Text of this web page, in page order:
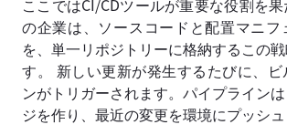
の企業は、ソースコードと配置マニ
を、単一リポジトリーに格納するこの
す。 新しい更新が発生するたびに、ビ
ンがトリガーされます。パイプライン
ジを作り、最近の変更を環境にプッシュ